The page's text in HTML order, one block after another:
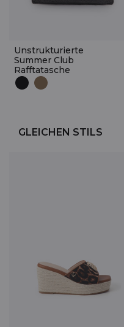
Unstrukturierte
Summer Club
Rafftatasche
GLEICHEN STILS